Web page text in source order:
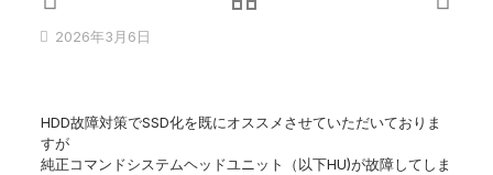
2026年3月6日
HDD故障対策でSSD化を既にオススメさせていただいておりま
すが
純正コマンドシステムヘッドユニット（以下HU)が故障してしま